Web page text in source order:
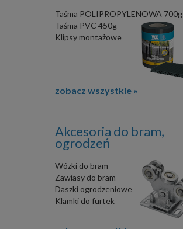
Taśma POLIPROPYLENOWA 700g
Taśma PVC 450g
Klipsy montażowe
zobacz wszystkie »
Akcesoria do bram,
ogrodzeń
Wózki do bram
Zawiasy do bram
Daszki ogrodzeniowe
Klamki do furtek